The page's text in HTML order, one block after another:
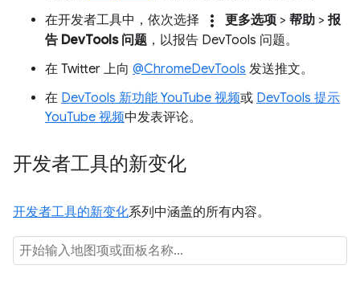
在开发者工具中，依次选择
more_vert 更多选项 > 帮助 > 报
告 DevTools 问题 ，以报告 DevTools 问题。
在 Twitter 上向 @ChromeDevTools 发送推文。
在 DevTools 新功能 YouTube 视频或 DevTools 提示
YouTube 视频中发表评论。
开发者工具的新变化
开发者工具的新变化系列中涵盖的所有内容。